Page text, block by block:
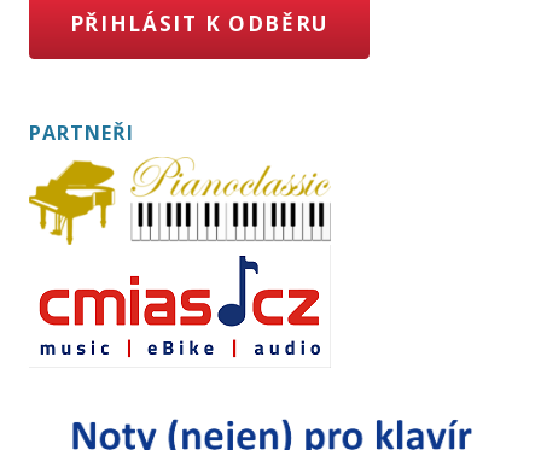
PŘIHLÁSIT K ODBĚRU
PARTNEŘI